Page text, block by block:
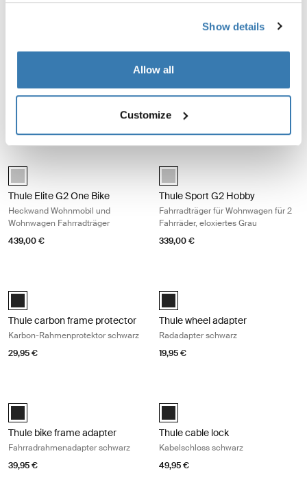
Show details
Allow all
Customize
Thule Elite G2 Standard Wohnmobil und Wohnwagen Fahrradträger
Wohnmobil und Wohnwagen
Fahrradträger eloxiert grau
Thule Elite G2 Short Wohnmobil-
Thule Elite G2 Short
Wohnmobil- und Wohnwagen-
Fahrradträger anodisiert grau
459,00 €
Thule Elite G2 One Bike Eloxiert (selected)
Thule Elite G2 One Bike
Heckwand Wohnmobil und
Wohnwagen Fahrradträger
439,00 €
anodised (selected)
Thule Sport G2 Hobby
Fahrradträger für Wohnwagen für 2
Fahrräder, eloxiertes Grau
339,00 €
Thule carbon frame protector Schwarz (selected)
Thule carbon frame protector
Karbon-Rahmenprotektor schwarz
29,95 €
Black (selected)
Thule wheel adapter
Radadapter schwarz
19,95 €
Black (selected)
Thule bike frame adapter
Fahrradrahmenadapter schwarz
39,95 €
Thule cable lock Schwarz
Thule cable lock
Kabelschloss schwarz
49,95 €